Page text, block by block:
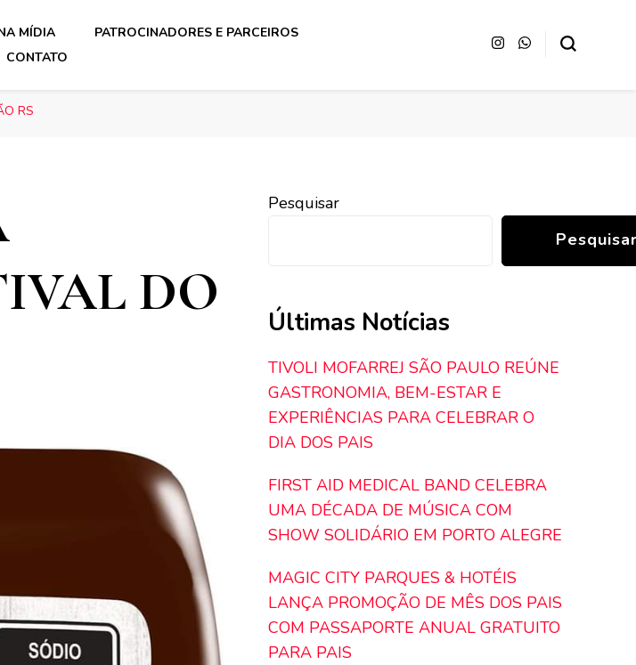
MÍDIA
PATROCINADORES E PARCEIROS
CONTATO
RS
DO
Pesquisar
Últimas Notícias
TIVOLI MOFARREJ SÃO PAULO REÚNE
GASTRONOMIA, BEM-ESTAR E
EXPERIÊNCIAS PARA CELEBRAR O
DIA DOS PAIS
FIRST AID MEDICAL BAND CELEBRA
UMA DÉCADA DE MÚSICA COM
SHOW SOLIDÁRIO EM PORTO ALEGRE
MAGIC CITY PARQUES & HOTÉIS
LANÇA PROMOÇÃO DE MÊS DOS PAIS
COM PASSAPORTE ANUAL GRATUITO
PARA PAIS